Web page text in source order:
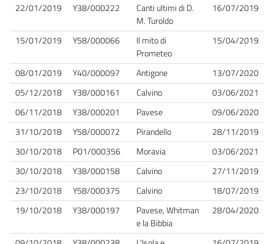
22/01/2019
Y38/000222
Canti ultimi di D.
M. Turoldo
16/07/2019
15/01/2019 Y58/000066
Il mito di
Prometeo
15/04/2019
08/01/2019 Y40/000097 Antigone
13/07/2020
05/12/2018
Y38/000161 Calvino
03/06/2021
06/11/2018
Y38/000201 Pavese
09/06/2020
31/10/2018
Y58/000072 Pirandello
28/11/2019
30/10/2018
P01/000356 Moravia
03/06/2021
30/10/2018
Y38/000158 Calvino
27/11/2019
23/10/2018
Y58/000375 Calvino
18/07/2019
19/10/2018
Y38/000197
Pavese, Whitman
e la Bibbia
28/04/2020